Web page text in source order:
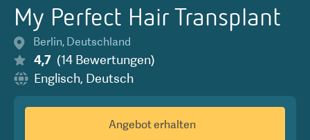
My Perfect Hair Transplant
Berlin, Deutschland
4,7 (14 Bewertungen)
Englisch, Deutsch
Angebot erhalten